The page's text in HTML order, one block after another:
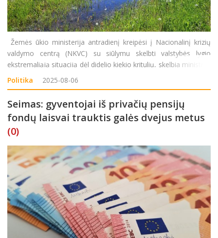
Žemės ūkio ministerija antradienį kreipėsi į Nacionalinį krizių
valdymo centrą (NKVC) su siūlymu skelbti valstybės lygio
ekstremaliąją situaciją dėl didelio kiekio kritulių, skelbia ministras
Ignas Hofmanas. „Dėl ilgai besitęsiančio lietingo periodo derliaus
Politika 2025-08-06
Seimas: gyventojai iš privačių pensijų
fondų laisvai trauktis galės dvejus metus
(0)